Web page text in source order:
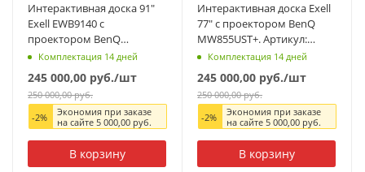
Интерактивная доска 91"
Exell EWB9140 с
проектором BenQ
MW855UST+. Артикул:
EWB91MW855UST
Комплектация 14 дней
245 000,00 руб./шт
250 000,00руб.
-2%
Экономия при заказе
на сайте 5 000,00руб.
В корзину
Интерактивная доска Exell
77" с проектором BenQ
MW855UST+. Артикул:
EWB77MW855UST+
Комплектация 14 дней
245 000,00 руб./шт
250 000,00руб.
-2%
Экономия при заказе
на сайте 5 000,00руб.
В корзину